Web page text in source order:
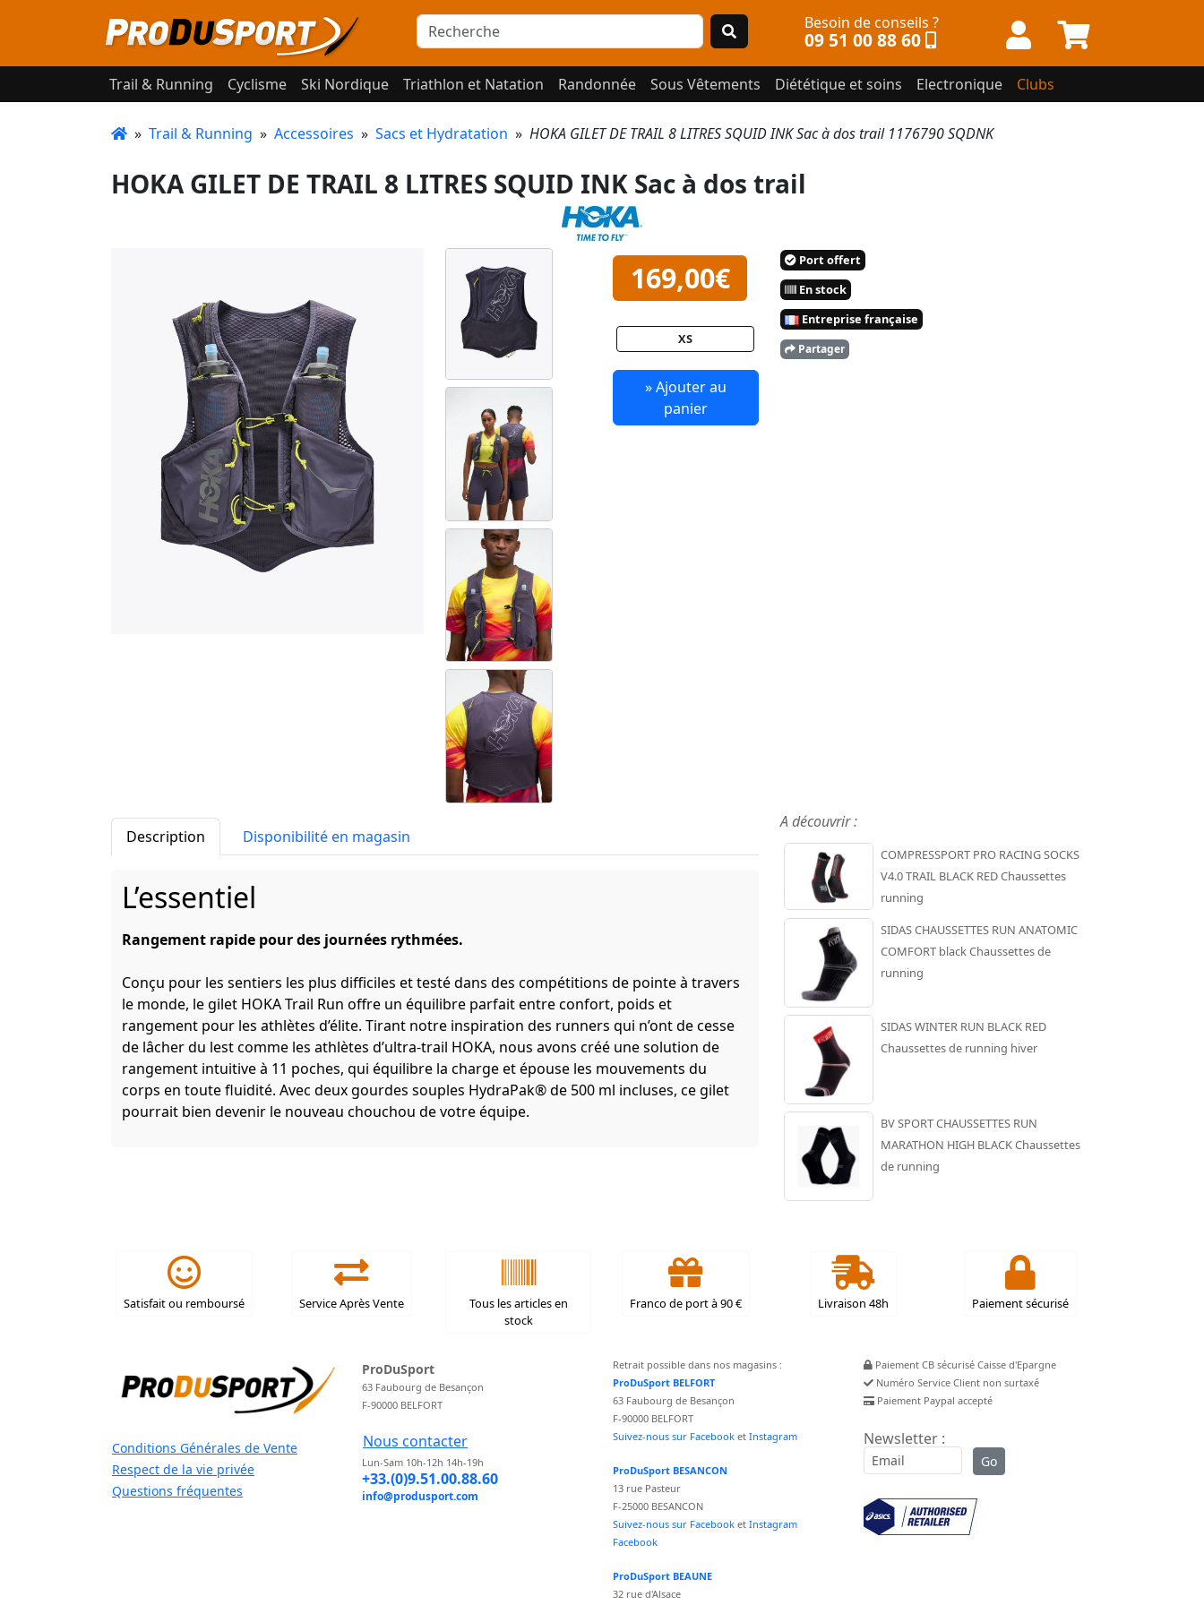
Besoin de conseils ?
09 51 00 88 60
Trail & Running Cyclisme Ski Nordique Triathlon et Natation Randonnée Sous Vêtements Diététique et soins Electronique Clubs
» Trail & Running » Accessoires » Sacs et Hydratation » HOKA GILET DE TRAIL 8 LITRES SQUID INK Sac à dos trail 1176790 SQDNK
HOKA GILET DE TRAIL 8 LITRES SQUID INK Sac à dos trail
169,00€
XS
» Ajouter au
panier
Port offert
En stock
Entreprise française
Partager
Description Disponibilité en magasin
L’essentiel
Rangement rapide pour des journées rythmées.
Conçu pour les sentiers les plus difficiles et testé dans des compétitions de pointe à travers
le monde, le gilet HOKA Trail Run offre un équilibre parfait entre confort, poids et
rangement pour les athlètes d’élite. Tirant notre inspiration des runners qui n’ont de cesse
de lâcher du lest comme les athlètes d’ultra-trail HOKA, nous avons créé une solution de
rangement intuitive à 11 poches, qui équilibre la charge et épouse les mouvements du
corps en toute fluidité. Avec deux gourdes souples HydraPak® de 500 ml incluses, ce gilet
pourrait bien devenir le nouveau chouchou de votre équipe.
A découvrir :
COMPRESSPORT PRO RACING SOCKS
V4.0 TRAIL BLACK RED Chaussettes
running
SIDAS CHAUSSETTES RUN ANATOMIC
COMFORT black Chaussettes de
running
SIDAS WINTER RUN BLACK RED
Chaussettes de running hiver
BV SPORT CHAUSSETTES RUN
MARATHON HIGH BLACK Chaussettes
de running
Satisfait ou remboursé Service Après Vente
Tous les articles en
stock
Franco de port à 90 € Livraison 48h Paiement sécurisé
Conditions Générales de Vente
Respect de la vie privée
Questions fréquentes
ProDuSport
63 Faubourg de Besançon
F-90000 BELFORT
Nous contacter
Lun-Sam 10h-12h 14h-19h
+33.(0)9.51.00.88.60
info@produsport.com
Retrait possible dans nos magasins :
ProDuSport BELFORT
63 Faubourg de Besançon
F-90000 BELFORT
Suivez-nous sur Facebook et Instagram
ProDuSport BESANCON
13 rue Pasteur
F-25000 BESANCON
Suivez-nous sur Facebook et Instagram
Facebook
ProDuSport BEAUNE
32 rue d'Alsace
Paiement CB sécurisé Caisse d'Epargne
Numéro Service Client non surtaxé
Paiement Paypal accepté
Newsletter :